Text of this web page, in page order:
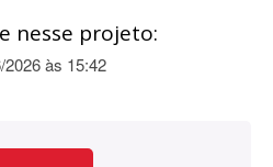
nesse projeto:
2026 às 15:42